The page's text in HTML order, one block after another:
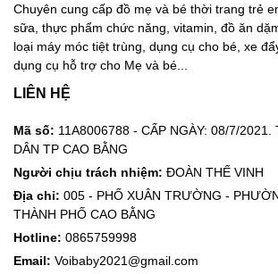
Chuyên cung cấp đồ mẹ và bé thời trang trẻ
sữa, thực phẩm chức năng, vitamin, đồ ăn
loại máy móc tiệt trùng, dụng cụ cho bé, xe
dụng cụ hỗ trợ cho Mẹ và bé...
LIÊN HỆ
Mã số: 11A8006788 - CẤP NGÀY: 08/7/2021.
DÂN TP CAO BẰNG
Người chịu trách nhiệm: ĐOÀN THẾ VINH
Địa chỉ: 005 - PHỐ XUÂN TRƯỜNG -
THÀNH PHỐ CAO BẰNG
Hotline: 0865759998
Email: Voibaby2021@gmail.com